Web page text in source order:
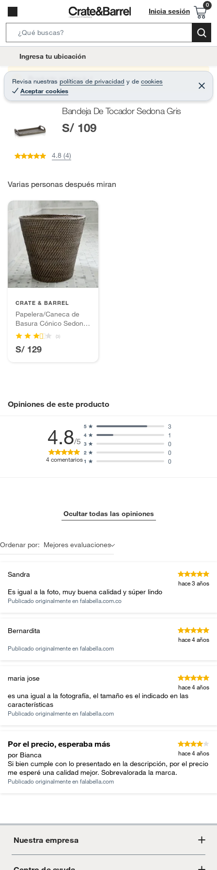
Inicia sesión
e
r
c
B
t
o
Ingresa tu ubicación
Revisa nuestras políticas de privacidad y de cookies
Aceptar cookies
C
e
r
Producto sin stock :(
Bandeja De Tocador Sedona Gris
S/ 109
4.8 (4)
Varias personas después miran
CRATE & BARREL
Papelera/Caneca de
Basura Cónico Sedona
Gris
(3)
S/ 129
Opiniones de este producto
4.8/5
4 comentarios1 0
2 0
3 0
4 1
5 3
Ocultar todas las opiniones
Ordenar por: Mejores evaluaciones
Sandra
hace 3 años
Es igual a la foto, muy buena calidad y súper lindo
Publicado originalmente en falabella.com.co
Bernardita
hace 4 años
Publicado originalmente en falabella.com
maria jose
hace 4 años
es una igual a la fotografía, el tamaño es el indicado en las
características
Publicado originalmente en falabella.com
Por el precio, esperaba más
por Bianca hace 4 años
Si bien cumple con lo presentado en la descripción, por el precio
me esperé una calidad mejor. Sobrevalorada la marca.
Publicado originalmente en falabella.com
Nuestra empresa